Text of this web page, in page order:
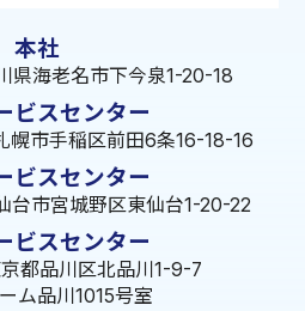
本社
県海老名市下今泉1-20-18
ビスセンター
幌市手稲区前田6条16-18-16
ビスセンター
台市宮城野区東仙台1-20-22
ビスセンター
都品川区北品川1-9-7
ム品川1015号室